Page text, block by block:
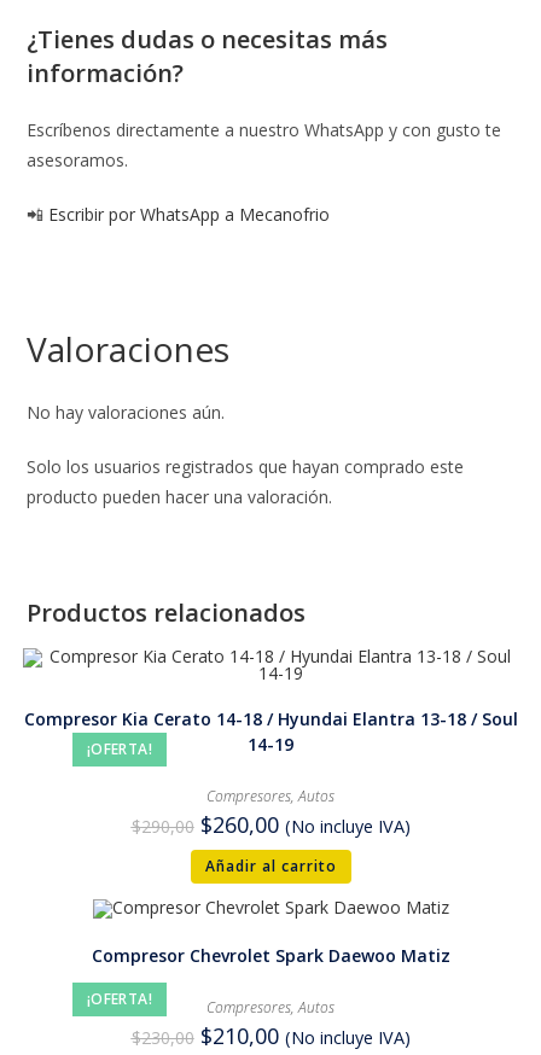
¿Tienes dudas o necesitas más
información?
Escríbenos directamente a nuestro WhatsApp y con gusto te
asesoramos.
📲 Escribir por WhatsApp a Mecanofrio
Valoraciones
No hay valoraciones aún.
Solo los usuarios registrados que hayan comprado este
producto pueden hacer una valoración.
Productos relacionados
¡OFERTA!
Compresor Kia Cerato 14-18 / Hyundai Elantra 13-18 / Soul
14-19
Compresores,Autos
$290,00 $260,00 (No incluye IVA)
Añadir al carrito
¡OFERTA!
Compresor Chevrolet Spark Daewoo Matiz
Compresores,Autos
$230,00 $210,00 (No incluye IVA)